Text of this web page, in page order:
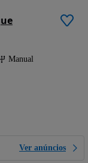
Manual
Ver anúncios